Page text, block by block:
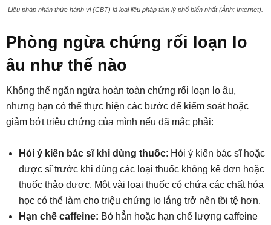
Liệu pháp nhận thức hành vi (CBT) là loại liệu pháp tâm lý phổ biến nhất (Ảnh: Internet).
Phòng ngừa chứng rối loạn lo
âu như thế nào
Không thể ngăn ngừa hoàn toàn chứng rối loạn lo âu,
nhưng bạn có thể thực hiện các bước để kiểm soát hoặc
giảm bớt triệu chứng của mình nếu đã mắc phải:
Hỏi ý kiến bác sĩ khi dùng thuốc: Hỏi ý kiến bác sĩ hoặc
dược sĩ trước khi dùng các loại thuốc không kê đơn hoặc
thuốc thảo dược. Một vài loại thuốc có chứa các chất hóa
học có thể làm cho triệu chứng lo lắng trở nên tồi tệ hơn.
Hạn chế caffeine: Bỏ hẳn hoặc hạn chế lượng caffeine